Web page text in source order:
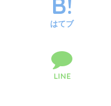
はてブ
LINE